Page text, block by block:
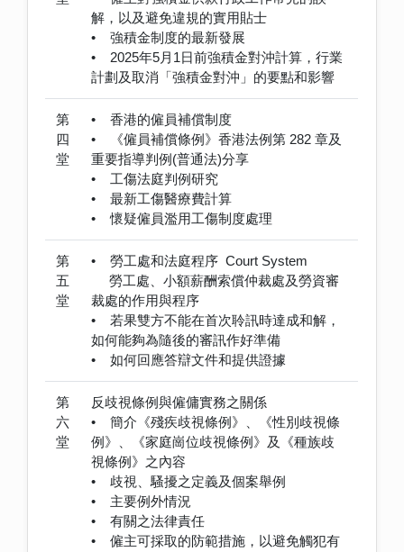
解，以及避免違規的實用貼士
• 強積金制度的最新發展
• 2025年5月1日前強積金對沖計算，行業
計劃及取消「強積金對沖」的要點和影響
第
四
堂
• 香港的僱員補償制度
• 《僱員補償條例》香港法例第 282 章及
重要指導判例(普通法)分享
• 工傷法庭判例研究
• 最新工傷醫療費計算
• 懷疑僱員濫用工傷制度處理
第
五
堂
• 勞工處和法庭程序 Court System
勞工處、小額薪酬索償仲裁處及勞資審
裁處的作用與程序
• 若果雙方不能在首次聆訊時達成和解，
如何能夠為隨後的審訊作好準備
• 如何回應答辯文件和提供證據
第
六
堂
反歧視條例與僱傭實務之關係
• 簡介《殘疾歧視條例》、《性別歧視條
例》、《家庭崗位歧視條例》及《種族歧
視條例》之內容
• 歧視、騷擾之定義及個案舉例
• 主要例外情況
• 有關之法律責任
• 僱主可採取的防範措施，以避免觸犯有